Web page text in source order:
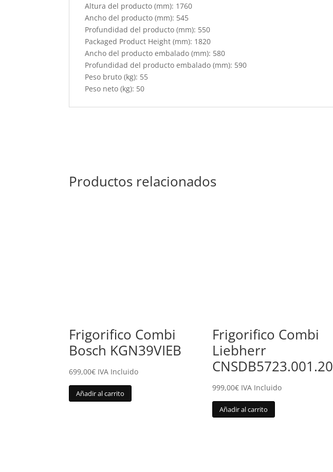
Altura del producto (mm): 1760
Ancho del producto (mm): 545
Profundidad del producto (mm): 550
Packaged Product Height (mm): 1820
Ancho del producto embalado (mm): 580
Profundidad del producto embalado (mm): 590
Peso bruto (kg): 55
Peso neto (kg): 50
Productos relacionados
Frigorifico Combi
Bosch KGN39VIEB
699,00€ IVA Incluido
Añadir al carrito
Frigorifico Combi
Liebherr
CNSDB5723.001.20
999,00€ IVA Incluido
Añadir al carrito